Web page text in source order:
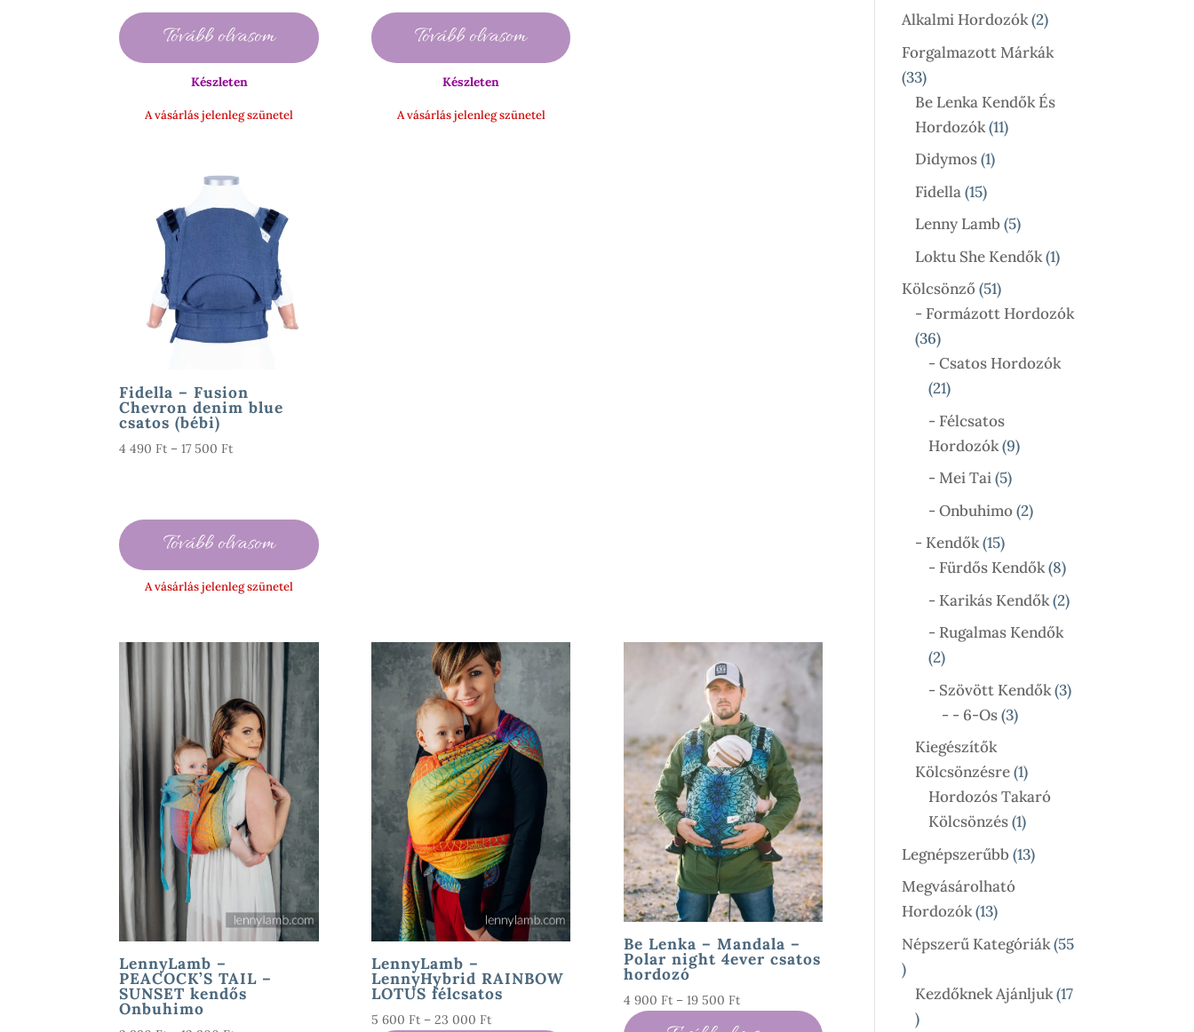
1
900 Ft
Tovább olvasom
Készleten
A vásárlás jelenleg szünetel
15
500 Ft
Tovább olvasom
Készleten
A vásárlás jelenleg szünetel
Fidella – Fusion
Chevron denim blue
csatos (bébi)
4 490 Ft – 17 500 FtÁrtartomány:
500 Ft
Tovább olvasom
A vásárlás jelenleg szünetel
LennyLamb –
PEACOCK’S TAIL –
SUNSET kendős
Onbuhimo
LennyLamb –
LennyHybrid RAINBOW
LOTUS félcsatos
5 600 Ft – 23 000 FtÁrtartomány:
Be Lenka – Mandala –
Polar night 4ever csatos
hordozó
4 900 Ft – 19 500 FtÁrtartomány:
Termék
Alkalmi Hordozók 22
Termék
Forgalmazott Márkák
3333
Termék
Be Lenka Kendők És
Hordozók 1111
Didymos 11
Fidella 1515
Termék
Lenny Lamb 55
Termék
Loktu She Kendők 11
Kölcsönző 5151
Termék
- Formázott Hordozók
3636
Termék
- Csatos Hordozók
2121
Termék
- Félcsatos
Hordozók 99
- Mei Tai 55
Termék
- Onbuhimo 22
- Kendők 1515
Termék
- Fürdős Kendők 88
Termék
- Karikás Kendők 22
- Rugalmas Kendők
22
Termék
- Szövött Kendők 33
- - 6-Os 33
Kiegészítők
Kölcsönzésre 11
Termék
Hordozós Takaró
Kölcsönzés 11
Termék
Legnépszerűbb 1313
Megvásárolható
Hordozók 1313
Termék
Népszerű Kategóriák 55
55
Termék
Kezdőknek Ajánljuk 17
17